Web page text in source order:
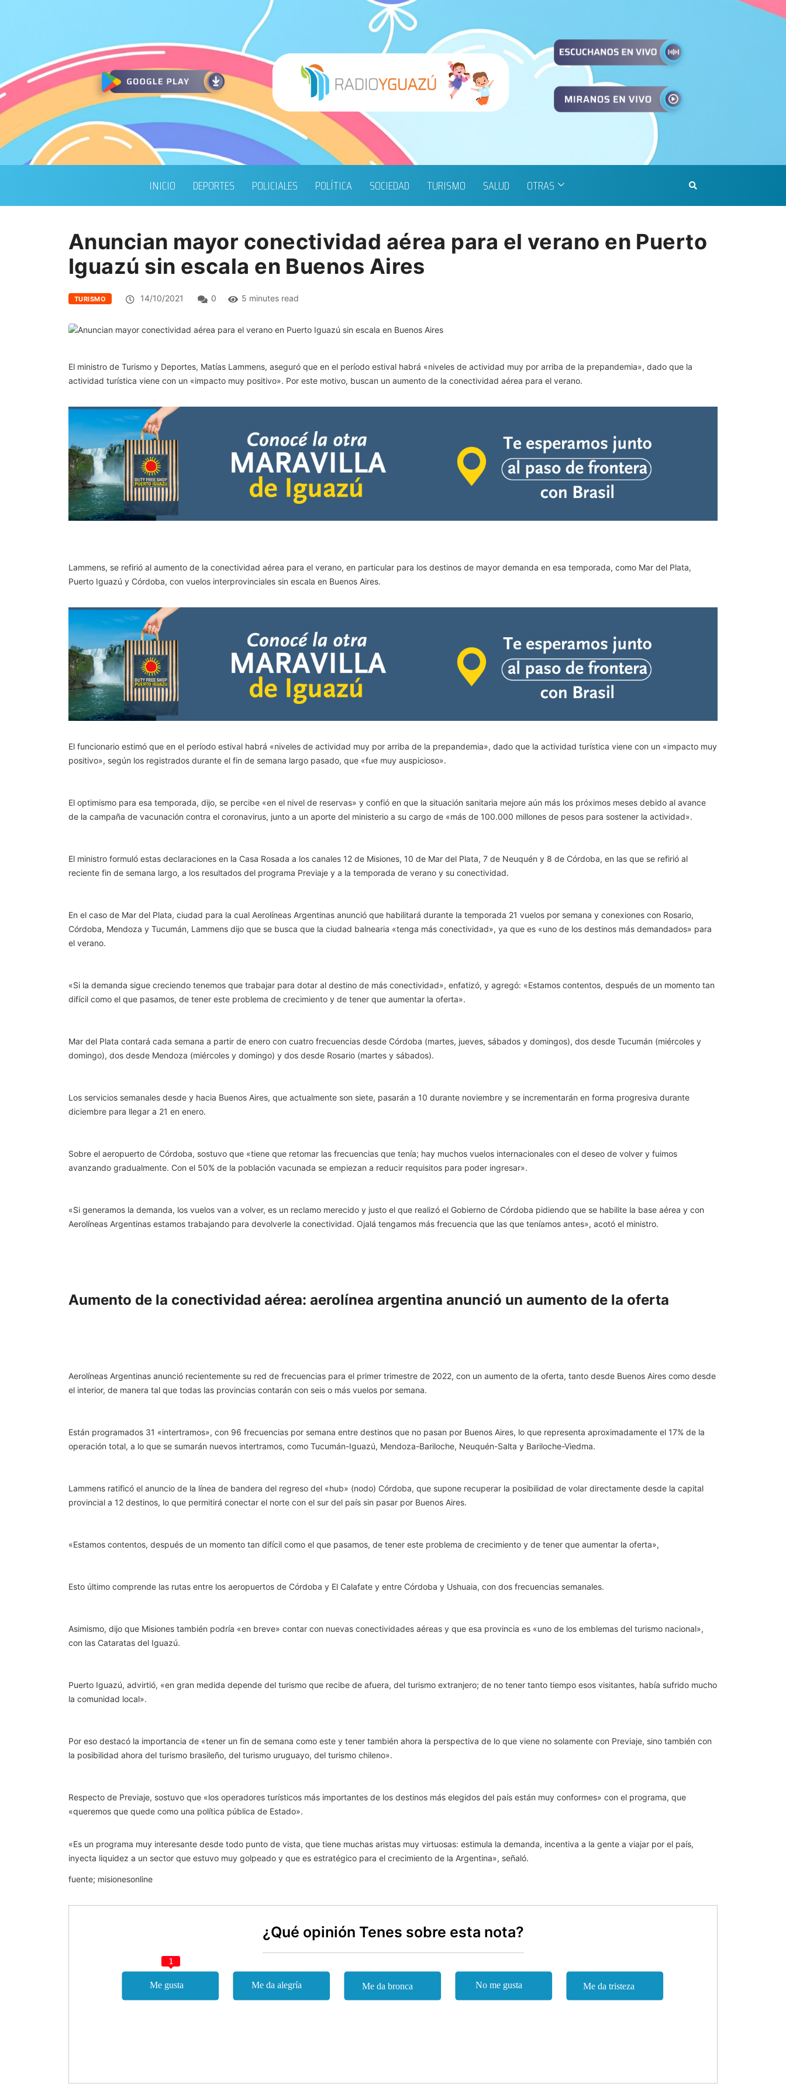
INICIO DEPORTES POLICIALES POLÍTICA SOCIEDAD TURISMO SALUD OTRAS
Anuncian mayor conectividad aérea para el verano en Puerto
Iguazú sin escala en Buenos Aires
TURISMO 14/10/2021 0 5 minutes read
El ministro de Turismo y Deportes, Matías Lammens, aseguró que en el período estival habrá «niveles de actividad muy por arriba de la prepandemia», dado que la
actividad turística viene con un «impacto muy positivo». Por este motivo, buscan un aumento de la conectividad aérea para el verano.
Lammens, se refirió al aumento de la conectividad aérea para el verano, en particular para los destinos de mayor demanda en esa temporada, como Mar del Plata,
Puerto Iguazú y Córdoba, con vuelos interprovinciales sin escala en Buenos Aires.
El funcionario estimó que en el período estival habrá «niveles de actividad muy por arriba de la prepandemia», dado que la actividad turística viene con un «impacto muy
positivo», según los registrados durante el fin de semana largo pasado, que «fue muy auspicioso».
El optimismo para esa temporada, dijo, se percibe «en el nivel de reservas» y confió en que la situación sanitaria mejore aún más los próximos meses debido al avance
de la campaña de vacunación contra el coronavirus, junto a un aporte del ministerio a su cargo de «más de 100.000 millones de pesos para sostener la actividad».
El ministro formuló estas declaraciones en la Casa Rosada a los canales 12 de Misiones, 10 de Mar del Plata, 7 de Neuquén y 8 de Córdoba, en las que se refirió al
reciente fin de semana largo, a los resultados del programa Previaje y a la temporada de verano y su conectividad.
En el caso de Mar del Plata, ciudad para la cual Aerolíneas Argentinas anunció que habilitará durante la temporada 21 vuelos por semana y conexiones con Rosario,
Córdoba, Mendoza y Tucumán, Lammens dijo que se busca que la ciudad balnearia «tenga más conectividad», ya que es «uno de los destinos más demandados» para
el verano.
«Si la demanda sigue creciendo tenemos que trabajar para dotar al destino de más conectividad», enfatizó, y agregó: «Estamos contentos, después de un momento tan
difícil como el que pasamos, de tener este problema de crecimiento y de tener que aumentar la oferta».
Mar del Plata contará cada semana a partir de enero con cuatro frecuencias desde Córdoba (martes, jueves, sábados y domingos), dos desde Tucumán (miércoles y
domingo), dos desde Mendoza (miércoles y domingo) y dos desde Rosario (martes y sábados).
Los servicios semanales desde y hacia Buenos Aires, que actualmente son siete, pasarán a 10 durante noviembre y se incrementarán en forma progresiva durante
diciembre para llegar a 21 en enero.
Sobre el aeropuerto de Córdoba, sostuvo que «tiene que retomar las frecuencias que tenía; hay muchos vuelos internacionales con el deseo de volver y fuimos
avanzando gradualmente. Con el 50% de la población vacunada se empiezan a reducir requisitos para poder ingresar».
«Si generamos la demanda, los vuelos van a volver, es un reclamo merecido y justo el que realizó el Gobierno de Córdoba pidiendo que se habilite la base aérea y con
Aerolíneas Argentinas estamos trabajando para devolverle la conectividad. Ojalá tengamos más frecuencia que las que teníamos antes», acotó el ministro.
Aumento de la conectividad aérea: aerolínea argentina anunció un aumento de la oferta
Aerolíneas Argentinas anunció recientemente su red de frecuencias para el primer trimestre de 2022, con un aumento de la oferta, tanto desde Buenos Aires como desde
el interior, de manera tal que todas las provincias contarán con seis o más vuelos por semana.
Están programados 31 «intertramos», con 96 frecuencias por semana entre destinos que no pasan por Buenos Aires, lo que representa aproximadamente el 17% de la
operación total, a lo que se sumarán nuevos intertramos, como Tucumán-Iguazú, Mendoza-Bariloche, Neuquén-Salta y Bariloche-Viedma.
Lammens ratificó el anuncio de la línea de bandera del regreso del «hub» (nodo) Córdoba, que supone recuperar la posibilidad de volar directamente desde la capital
provincial a 12 destinos, lo que permitirá conectar el norte con el sur del país sin pasar por Buenos Aires.
«Estamos contentos, después de un momento tan difícil como el que pasamos, de tener este problema de crecimiento y de tener que aumentar la oferta»,
Esto último comprende las rutas entre los aeropuertos de Córdoba y El Calafate y entre Córdoba y Ushuaia, con dos frecuencias semanales.
Asimismo, dijo que Misiones también podría «en breve» contar con nuevas conectividades aéreas y que esa provincia es «uno de los emblemas del turismo nacional»,
con las Cataratas del Iguazú.
Puerto Iguazú, advirtió, «en gran medida depende del turismo que recibe de afuera, del turismo extranjero; de no tener tanto tiempo esos visitantes, había sufrido mucho
la comunidad local».
Por eso destacó la importancia de «tener un fin de semana como este y tener también ahora la perspectiva de lo que viene no solamente con Previaje, sino también con
la posibilidad ahora del turismo brasileño, del turismo uruguayo, del turismo chileno».
Respecto de Previaje, sostuvo que «los operadores turísticos más importantes de los destinos más elegidos del país están muy conformes» con el programa, que
«queremos que quede como una política pública de Estado».
«Es un programa muy interesante desde todo punto de vista, que tiene muchas aristas muy virtuosas: estimula la demanda, incentiva a la gente a viajar por el país,
inyecta liquidez a un sector que estuvo muy golpeado y que es estratégico para el crecimiento de la Argentina», señaló.
fuente; misionesonline
¿Qué opinión Tenes sobre esta nota?
1